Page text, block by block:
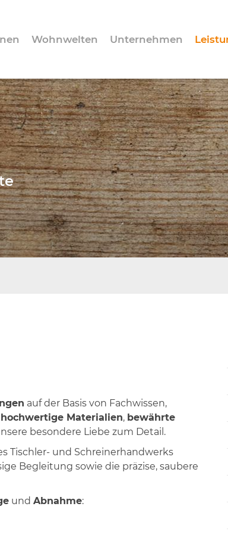
Wohnwelten Unternehmen
auf der Basis von Fachwissen,
hochwertige Materialien, bewährte
besondere Liebe zum Detail.
Tischler- und Schreinerhandwerks
Begleitung sowie die präzise, saubere
und Abnahme: